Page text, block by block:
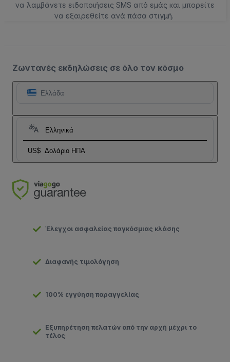
να λαμβάνετε ειδοποιήσεις SMS από εμάς και μπορείτε
να εξαιρεθείτε ανά πάσα στιγμή.
Ζωντανές εκδηλώσεις σε όλο τον κόσμο
Ελλάδα
Ελληνικά
US$ Δολάριο ΗΠΑ
Έλεγχοι ασφαλείας παγκόσμιας κλάσης
Διαφανής τιμολόγηση
100% εγγύηση παραγγελίας
Εξυπηρέτηση πελατών από την αρχή μέχρι το
τέλος